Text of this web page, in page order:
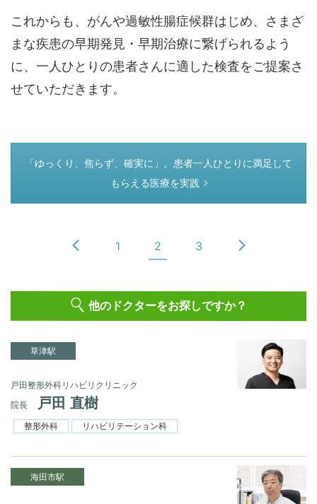
これからも、がんや過敏性腸症候群はじめ、さまざ
まな疾患の早期発見・早期治療に繋げられるよう
に、一人ひとりの患者さんに適した検査をご提案さ
せていただきます。
つぎのページ
「ゆっくり、焦らず、確実に」。患者一人ひとりに満足して
もらえる医療を実践
1 2 3
他のドクターをお探しですか？
草津駅
戸田整形外科リハビリクリニック
院長
戸田 直樹
整形外科 リハビリテーション科
海田市駅